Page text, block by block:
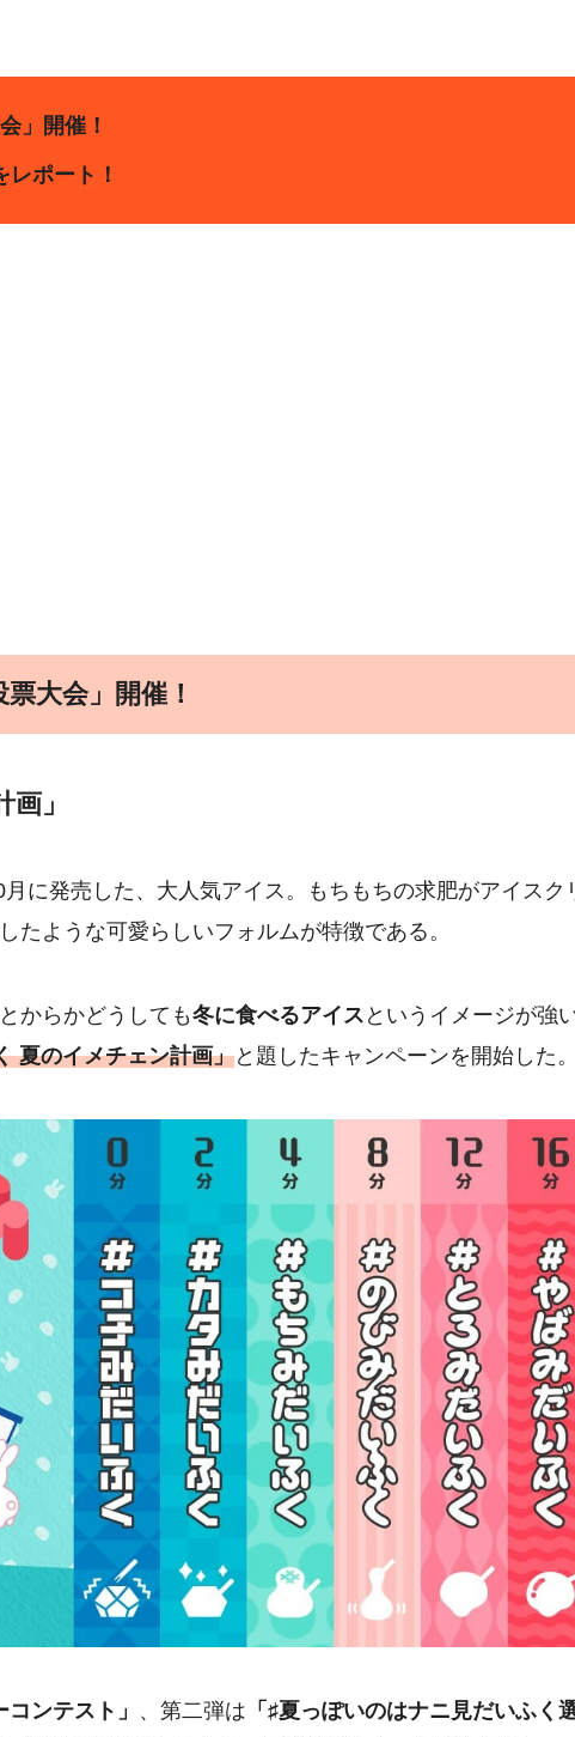
」開催！
ポート！
大会」開催！
」
に発売した、大人気アイス。もちもちの求肥がアイスク
たような可愛らしいフォルムが特徴である。
からかどうしても冬に食べるアイス というイメージが強
夏のイメチェン計画」と題したキャンペーンを開始した
ンテスト」 、第二弾は 「♯夏っぽいのはナニ見だいふく